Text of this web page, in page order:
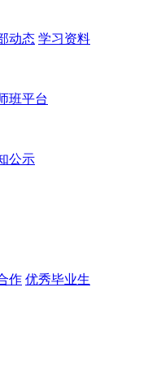
动态 学习资料
班平台
公示
作 优秀毕业生